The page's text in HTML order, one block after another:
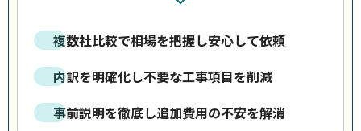
複数社比較で相場を把握し安心して依頼
内訳を明確化し不要な工事項目を削減
事前説明を徹底し追加費用の不安を解消